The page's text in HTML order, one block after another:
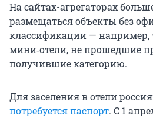
На сайтах-агрегаторах
размещаться объекты без
классификации — например,
мини‑отели, не прошедшие
получившие категорию.
Для заселения в отели
потребуется паспорт. С 1